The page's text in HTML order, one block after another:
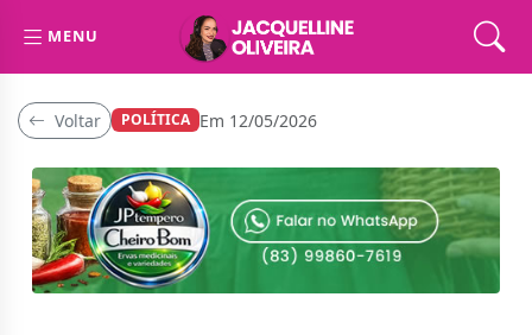
MENU
Voltar POLÍTICA Em 12/05/2026